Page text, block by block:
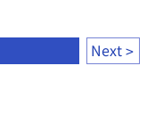
フードコートで理央
Next